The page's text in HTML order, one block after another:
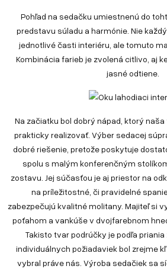
E-shop
Leňošky
Taburety
Atypické
Interiéry a
Pohľad na sedačku umiestnenú do
predstavu súladu a harmónie. Nie
jednotlivé časti interiéru, ale tomuto
Kombinácia farieb je zvolená citlivo, aj
jasné odtiene.
Na začiatku bol dobrý nápad, ktorý
prakticky realizovať. Výber sedacej
dobré riešenie, pretože poskytuje
spolu s malým konferenčným
zostavu. Jej súčasťou je aj priestor na
na príležitostné, či pravidelné
zabezpečujú kvalitné molitany. Majiteľ si
poťahom a vankúše v dvojfarebnom
Takisto tvar podrúčky je podľa priania
individuálnych požiadaviek bol zrejme
vybral práve nás. Výroba sedačiek sa